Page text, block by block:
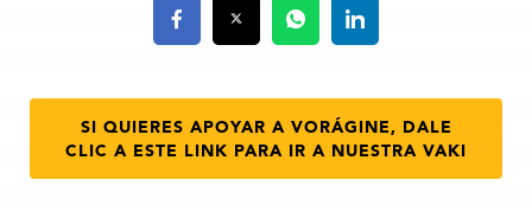
SI QUIERES APOYAR A VORÁGINE, DALE
CLIC A ESTE LINK PARA IR A NUESTRA VAKI